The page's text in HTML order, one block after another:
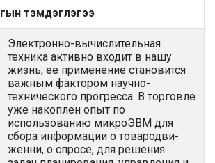
тэмдэглэгээ
Электронно-вычислительная
техника активно входит в нашу
жизнь, ее применение становится
важным фактором научно-
технического прогресса. В торговле
уже накоплен опыт по
использованию микроЭВМ для
сбора информации о товародви-
женни, о спросе, для решения